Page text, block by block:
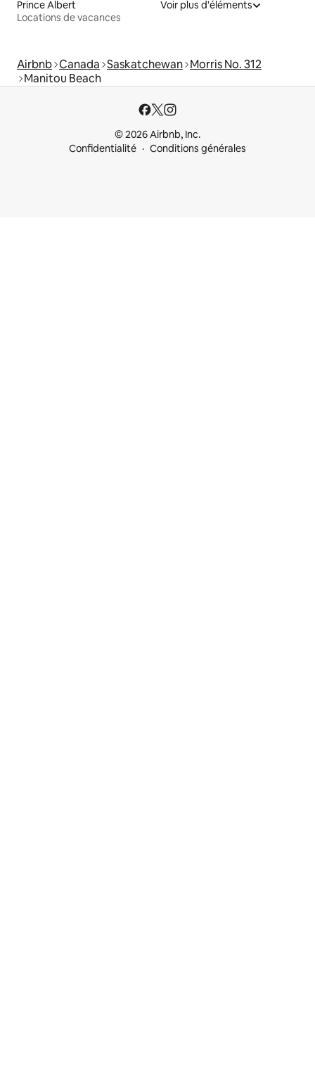
Prince Albert
Locations de vacances
Voir plus d'éléments
Airbnb Canada Saskatchewan Morris No. 312
Manitou Beach
© 2026 Airbnb, Inc.
Confidentialité
Conditions générales